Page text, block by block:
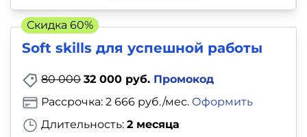
Soft skills для успешной работы
80 000 32 000 руб. Промокод
Длительность: 2 месяца
Рассрочка: 2 666 руб./мес. Оформить
Скидка 60%